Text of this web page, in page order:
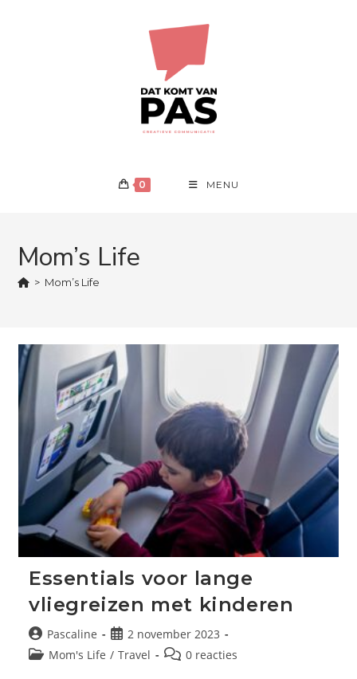
0 MENU
Mom’s Life
> Mom’s Life
Essentials voor lange
vliegreizen met kinderen
Bericht
auteur:
Pascaline
Bericht
gepubliceerd
2 november 2023
Berichtcategorie:
Mom's Life / Travel
Bericht0 reacties